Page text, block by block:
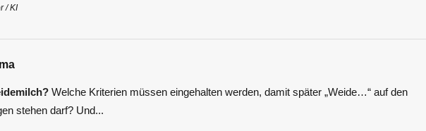
/ KI
Welche Kriterien müssen eingehalten werden, damit später „Weide…“ auf den
stehen darf? Und...